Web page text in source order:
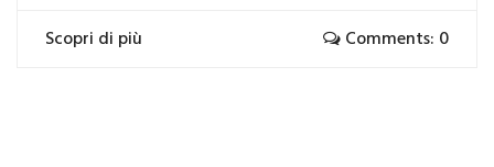
Scopri di più Comments: 0